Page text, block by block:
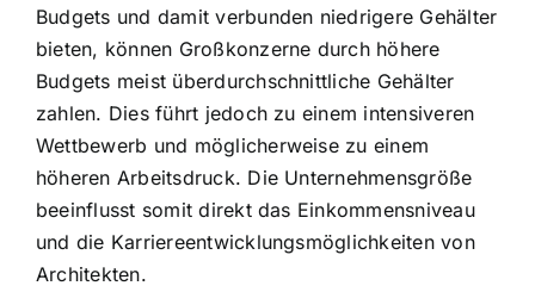
Budgets und damit verbunden niedrigere Gehälter
bieten, können Großkonzerne durch höhere
Budgets meist überdurchschnittliche Gehälter
zahlen. Dies führt jedoch zu einem intensiveren
Wettbewerb und möglicherweise zu einem
höheren Arbeitsdruck. Die Unternehmensgröße
beeinflusst somit direkt das Einkommensniveau
und die Karriereentwicklungsmöglichkeiten von
Architekten.